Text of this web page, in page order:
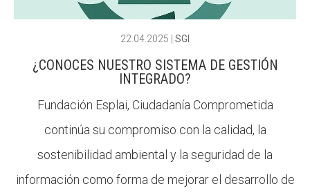
22.04.2025 SGI
¿CONOCES NUESTRO SISTEMA DE GESTIÓN
INTEGRADO?
Fundación Esplai, Ciudadanía Comprometida
continúa su compromiso con la calidad, la
sostenibilidad ambiental y la seguridad de la
información como forma de mejorar el desarrollo de